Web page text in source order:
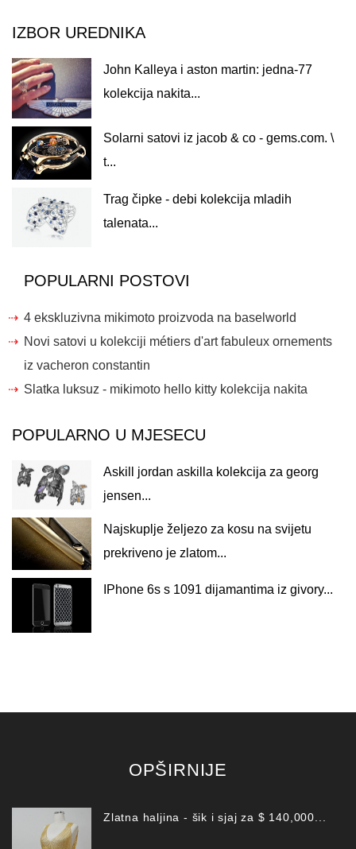
IZBOR UREDNIKA
John Kalleya i aston martin: jedna-77
kolekcija nakita...
Solarni satovi iz jacob & co - gems.com. \
t...
Trag čipke - debi kolekcija mladih
talenata...
POPULARNI POSTOVI
4 ekskluzivna mikimoto proizvoda na baselworld
Novi satovi u kolekciji métiers d'art fabuleux ornements
iz vacheron constantin
Slatka luksuz - mikimoto hello kitty kolekcija nakita
POPULARNO U MJESECU
Askill jordan askilla kolekcija za georg
jensen...
Najskuplje željezo za kosu na svijetu
prekriveno je zlatom...
IPhone 6s s 1091 dijamantima iz givory...
OPŠIRNIJE
Zlatna haljina - šik i sjaj za $ 140,000...